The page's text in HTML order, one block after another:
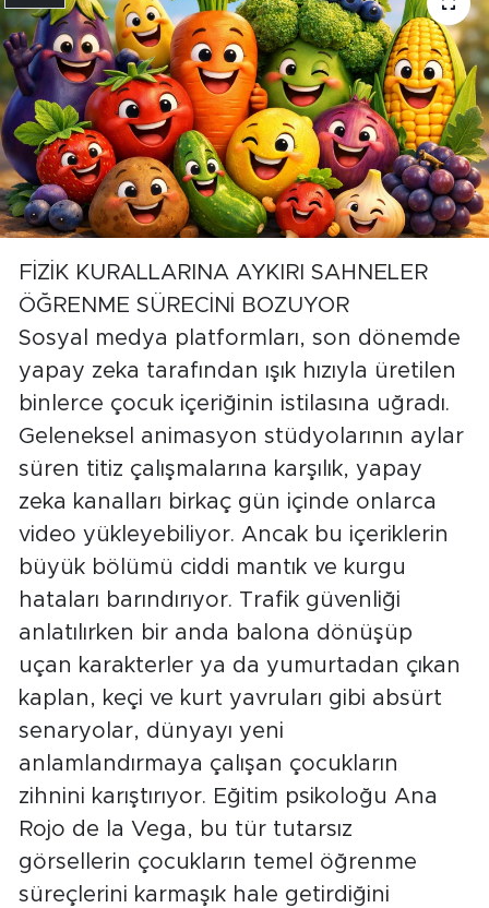
FİZİK KURALLARINA AYKIRI SAHNELER
ÖĞRENME SÜRECİNİ BOZUYOR
Sosyal medya platformları, son dönemde
yapay zeka tarafından ışık hızıyla üretilen
binlerce çocuk içeriğinin istilasına uğradı.
Geleneksel animasyon stüdyolarının aylar
süren titiz çalışmalarına karşılık, yapay
zeka kanalları birkaç gün içinde onlarca
video yükleyebiliyor. Ancak bu içeriklerin
büyük bölümü ciddi mantık ve kurgu
hataları barındırıyor. Trafik güvenliği
anlatılırken bir anda balona dönüşüp
uçan karakterler ya da yumurtadan çıkan
kaplan, keçi ve kurt yavruları gibi absürt
senaryolar, dünyayı yeni
anlamlandırmaya çalışan çocukların
zihnini karıştırıyor. Eğitim psikoloğu Ana
Rojo de la Vega, bu tür tutarsız
görsellerin çocukların temel öğrenme
süreçlerini karmaşık hale getirdiğini